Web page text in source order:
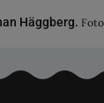
Häggberg.